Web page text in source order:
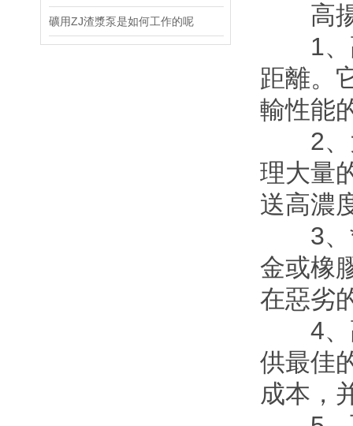
礦用ZJ渣漿泵是如何工作的呢
高揚
距離。
輸性能的
2、
理大量
送高濃
3、*
金或橡
在惡劣
4、
供最佳
成本，